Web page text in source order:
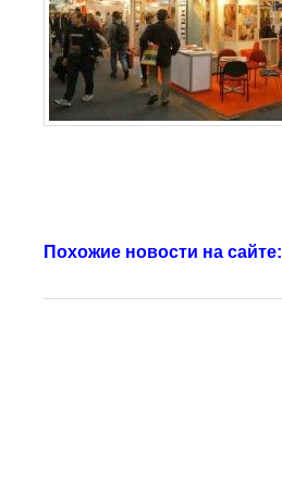
Похожие новости на сайте: